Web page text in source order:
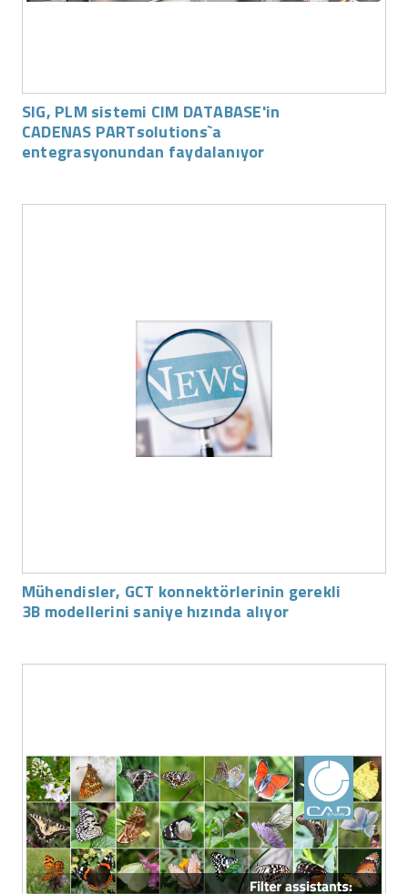
SIG, PLM sistemi CIM DATABASE'in
CADENAS PARTsolutions`a
entegrasyonundan faydalanıyor
Mühendisler, GCT konnektörlerinin gerekli
3B modellerini saniye hızında alıyor